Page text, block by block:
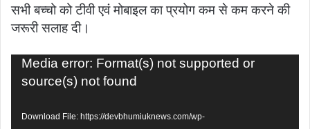
सभी बच्चो को टीवी एवं मोबाइल का प्रयोग कम से कम करने की
जरूरी सलाह दी।
Video
Player
Media error: Format(s) not supported or
source(s) not found
Download File: https://devbhumiuknews.com/wp-